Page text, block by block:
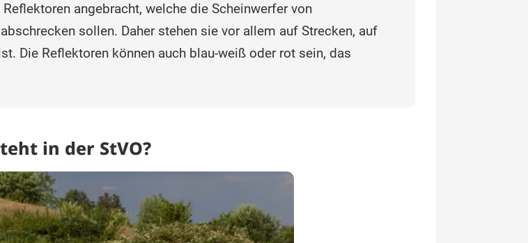
angebracht, welche die Scheinwerfer von
sollen. Daher stehen sie vor allem auf Strecken, auf
Die Reflektoren können auch blau-weiß oder rot sein, das
in der StVO?